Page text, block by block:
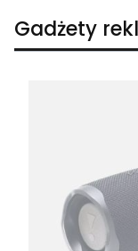
Gadżety